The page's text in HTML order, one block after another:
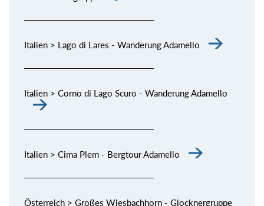
Italien > Lago di Lares - Wanderung Adamello
Italien > Corno di Lago Scuro - Wanderung Adamello
Italien > Cima Plem - Bergtour Adamello
Österreich > Großes Wiesbachhorn - Glocknergruppe